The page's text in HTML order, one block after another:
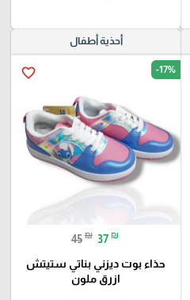
أحذية أطفال
favorite_border -17%
45 ₪ 37 ₪
حذاء بوت ديزني بناتي ستيتش
ازرق ملون